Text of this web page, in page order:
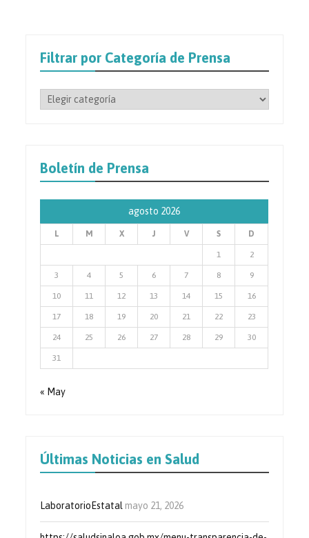
Filtrar por Categoría de Prensa
Filtrar
Prensa
Boletín de Prensa
agosto 2026
L M X J V S D
1 2
3 4 5 6 7 8 9
10 11 12 13 14 15 16
17 18 19 20 21 22 23
24 25 26 27 28 29 30
31
« May
Últimas Noticias en Salud
LaboratorioEstatal mayo 21, 2026